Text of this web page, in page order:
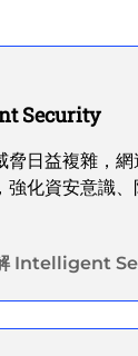
Security
脅日益複雜，
強化資安意識、
Intelligent